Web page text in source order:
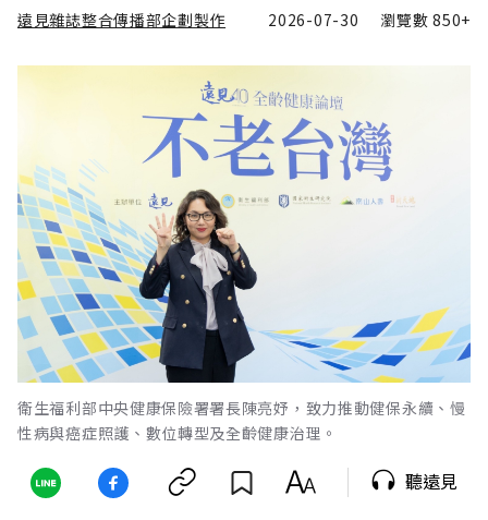
遠見雜誌整合傳播部企劃製作 2026-07-30 瀏覽數850+
衛生福利部中央健康保險署署長陳亮妤，致力推動健保永續、慢
性病與癌症照護、數位轉型及全齡健康治理。
聽遠見